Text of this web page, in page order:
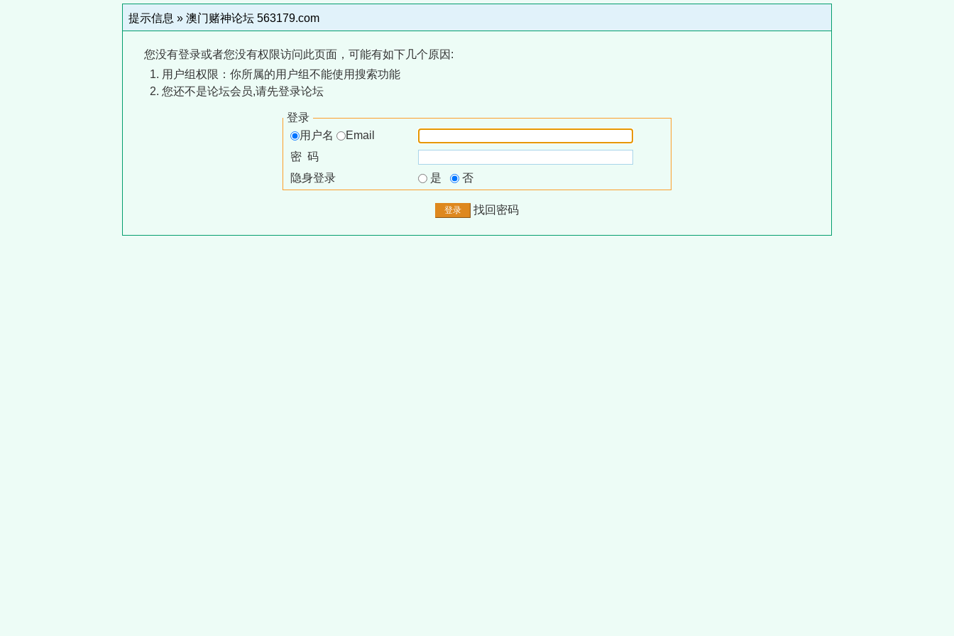
提示信息 » 澳门赌神论坛 563179.com
您没有登录或者您没有权限访问此页面，可能有如下几个原因:
用户组权限：你所属的用户组不能使用搜索功能
您还不是论坛会员,请先登录论坛
登录
用户名
Email
密 码
隐身登录
是 否
找回密码